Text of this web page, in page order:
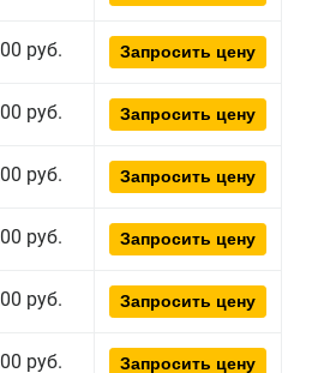
руб. Запросить цену
руб. Запросить цену
руб. Запросить цену
руб. Запросить цену
руб. Запросить цену
руб. Запросить цену